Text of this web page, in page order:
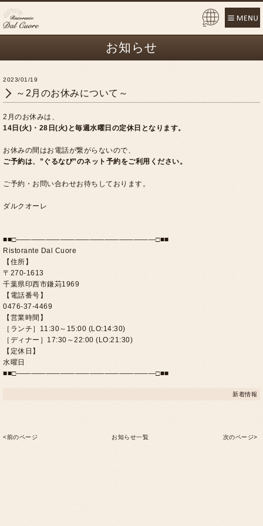
Pow
お知らせ
2023/01/19
～2月のお休みについて～
2月のお休みは、
14日(火)・28日(火)と毎週水曜日の定休日となります。
お休みの間はお電話が繋がらないので、
ご予約は、”ぐるなび”のネット予約をご利用ください。
ご予約・お問い合わせお待ちしております。
ダルクオーレ
■■□―――――――――――――――――――□■■
Ristorante Dal Cuore
【住所】
〒270-1613
千葉県印西市鎌苅1969
【電話番号】
0476-37-4469
【営業時間】
［ランチ］11:30～15:00 (LO:14:30)
［ディナー］17:30～22:00 (LO:21:30)
【定休日】
水曜日
■■□―――――――――――――――――――□■■
新着情報
<前のページ お知らせ一覧 次のページ>